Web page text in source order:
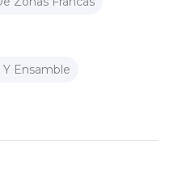
Ensamble